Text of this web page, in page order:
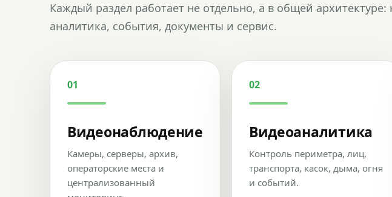
Каждый раздел работает не отдельно, а в общей архитектуре:
аналитика, события, документы и сервис.
01
Видеонаблюдение
Камеры, серверы, архив,
операторские места и
централизованный
02
Видеоаналитика
Контроль периметра, лиц,
транспорта, касок, дыма, огня
и событий.